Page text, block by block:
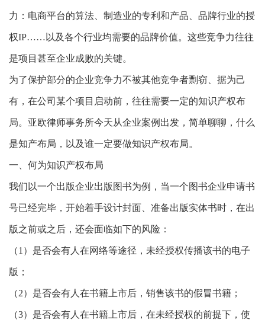
力：电商平台的算法、制造业的专利和产品、品牌行业的授
权IP……以及各个行业均需要的品牌价值。这些竞争力往往
是项目甚至企业成败的关键。
为了保护部分的企业竞争力不被其他竞争者剽窃、据为己
有，在公司某个项目启动前，往往需要一定的知识产权布
局。亚欧律师事务所今天从企业案例出发，简单聊聊，什么
是知产布局，以及谁一定要做知识产权布局。
一、何为知识产权布局
我们以一个出版企业出版图书为例，当一个图书企业申请书
号已经完毕，开始着手设计封面、准备出版实体书时，在出
版之前或之后，还会面临如下的风险：
（1）是否会有人在网络等途径，未经授权传播该书的电子
版；
（2）是否会有人在书籍上市后，销售该书的假冒书籍；
（3）是否会有人在书籍上市后，在未经授权的前提下，使